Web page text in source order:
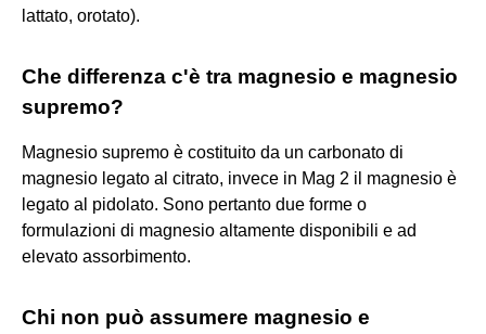
lattato, orotato).
Che differenza c'è tra magnesio e magnesio
supremo?
Magnesio supremo è costituito da un carbonato di
magnesio legato al citrato, invece in Mag 2 il magnesio è
legato al pidolato. Sono pertanto due forme o
formulazioni di magnesio altamente disponibili e ad
elevato assorbimento.
Chi non può assumere magnesio e